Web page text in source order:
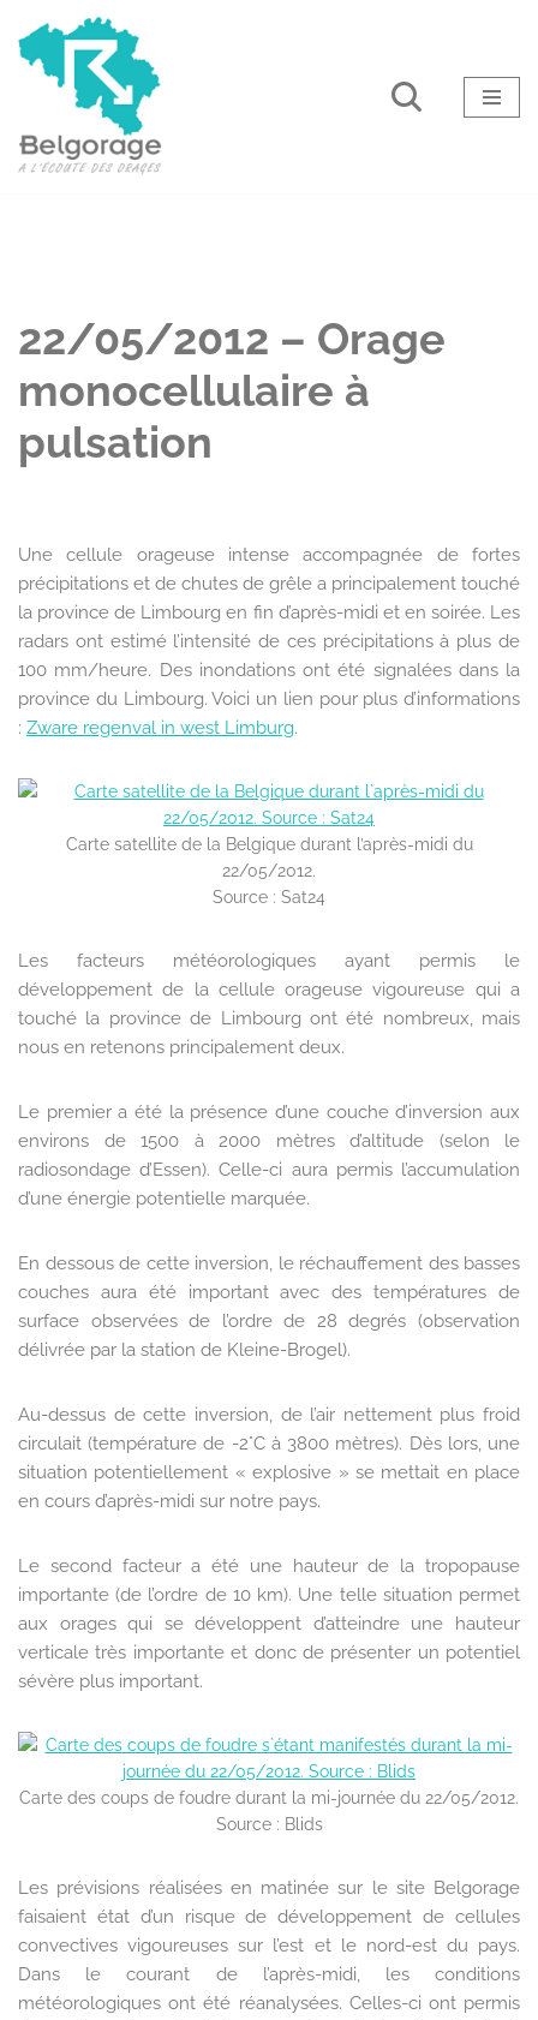
Aller
22/05/2012 – Orage
monocellulaire à
pulsation
Une cellule orageuse intense accompagnée de fortes
précipitations et de chutes de grêle a principalement touché
la province de Limbourg en fin d’après-midi et en soirée. Les
radars ont estimé l’intensité de ces précipitations à plus de
100 mm/heure. Des inondations ont été signalées dans la
province du Limbourg. Voici un lien pour plus d’informations
: Zware regenval in west Limburg.
Carte satellite de la Belgique durant l’après-midi du
22/05/2012.
Source : Sat24
Les facteurs météorologiques ayant permis le
développement de la cellule orageuse vigoureuse qui a
touché la province de Limbourg ont été nombreux, mais
nous en retenons principalement deux.
Le premier a été la présence d’une couche d’inversion aux
environs de 1500 à 2000 mètres d’altitude (selon le
radiosondage d’Essen). Celle-ci aura permis l’accumulation
d’une énergie potentielle marquée.
En dessous de cette inversion, le réchauffement des basses
couches aura été important avec des températures de
surface observées de l’ordre de 28 degrés (observation
délivrée par la station de Kleine-Brogel).
Au-dessus de cette inversion, de l’air nettement plus froid
circulait (température de -2°C à 3800 mètres). Dès lors, une
situation potentiellement « explosive » se mettait en place
en cours d’après-midi sur notre pays.
Le second facteur a été une hauteur de la tropopause
importante (de l’ordre de 10 km). Une telle situation permet
aux orages qui se développent d’atteindre une hauteur
verticale très importante et donc de présenter un potentiel
sévère plus important.
Carte des coups de foudre durant la mi-journée du 22/05/2012.
Source : Blids
Les prévisions réalisées en matinée sur le site Belgorage
faisaient état d’un risque de développement de cellules
convectives vigoureuses sur l’est et le nord-est du pays.
Dans le courant de l’après-midi, les conditions
météorologiques ont été réanalysées. Celles-ci ont permis